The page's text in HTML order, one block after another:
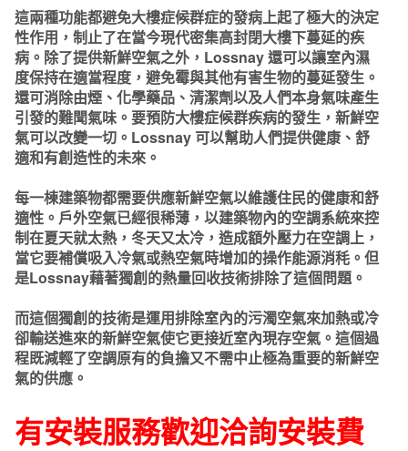
數
量
這兩種功能都避免大樓症候群症的發病上起了極大的決定
性作用，制止了在當今現代密集高封閉大樓下蔓延的疾
病。除了提供新鮮空氣之外，Lossnay 還可以讓室內濕
度保持在適當程度，避免霉與其他有害生物的蔓延發生。
還可消除由煙、化學藥品、清潔劑以及人們本身氣味產生
引發的難聞氣味。要預防大樓症候群疾病的發生，新鮮空
氣可以改變一切。Lossnay 可以幫助人們提供健康、舒
適和有創造性的未來。
每一棟建築物都需要供應新鮮空氣以維護住民的健康和舒
適性。戶外空氣已經很稀薄，以建築物內的空調系統來控
制在夏天就太熱，冬天又太冷，造成額外壓力在空調上，
當它要補償吸入冷氣或熱空氣時增加的操作能源消秏。但
是Lossnay藉著獨創的熱量回收技術排除了這個問題。
而這個獨創的技術是運用排除室內的污濁空氣來加熱或冷
卻輸送進來的新鮮空氣使它更接近室內現存空氣。這個過
程既減輕了空調原有的負擔又不需中止極為重要的新鮮空
氣的供應。
有安裝服務歡迎洽詢安裝費